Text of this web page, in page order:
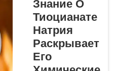
из растений и
насекомых. Природные
красители делали из
цветов, ягод и даже
насекомых. Но у них
были некоторые
Знание О
Тиоцианате
Натрия
Раскрывает
Его